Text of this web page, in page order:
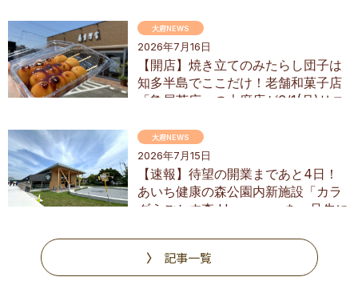
2026年7月16日
【開店】焼き立てのみたらし団子は
知多半島でここだけ！老舗和菓子店
「亀屋芳広」の大府店が6/1(月)リニ
大府NEWS
2026年7月15日
【速報】待望の開業まであと4日！
あいち健康の森公園内新施設「カラ
ダうごかす森 Harappa」を一足先に
大府NEWS
記事一覧